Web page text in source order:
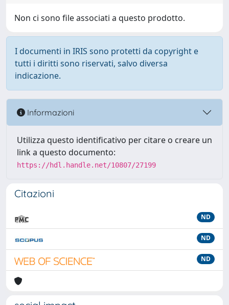
Non ci sono file associati a questo prodotto.
I documenti in IRIS sono protetti da copyright e
tutti i diritti sono riservati, salvo diversa
indicazione.
Informazioni
Utilizza questo identificativo per citare o creare un
link a questo documento:
https://hdl.handle.net/10807/27199
Citazioni
ND
ND
ND